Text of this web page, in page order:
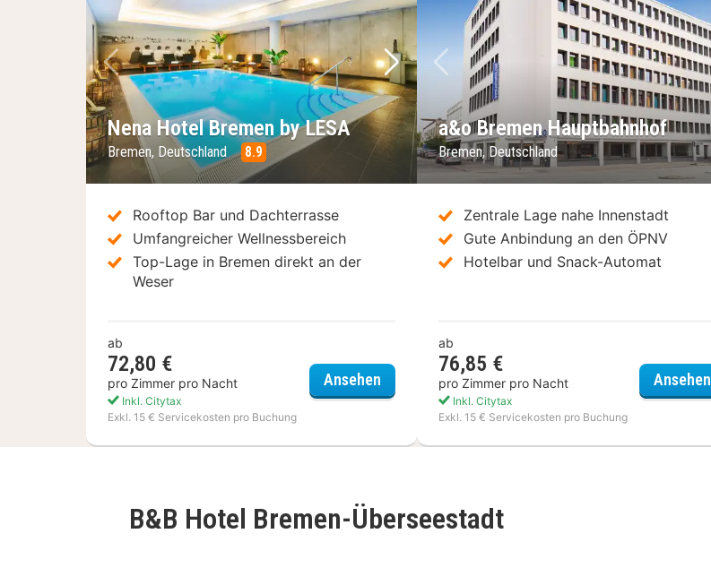
Vorheriges Bild
Nächstes Bild
Nena Hotel Bremen by LESA
Bremen, Deutschland 8.9
Rooftop Bar und Dachterrasse
Umfangreicher Wellnessbereich
Top-Lage in Bremen direkt an der
Weser
ab
72,80 €
pro Zimmer pro Nacht
Inkl. Citytax
Exkl. 15 € Servicekosten pro Buchung
AnsehenNena Hotel Bremen by LESA
Vorheriges Bild
a&o Bremen Hauptbahnhof
Bremen, Deutschland
Zentrale Lage nahe Innenstadt
Gute Anbindung an den ÖPNV
Hotelbar und Snack-Automat
ab
76,85 €
pro Zimmer pro Nacht
Inkl. Citytax
Exkl. 15 € Servicekosten pro Buchung
Ansehen
B&B Hotel Bremen-Überseestadt